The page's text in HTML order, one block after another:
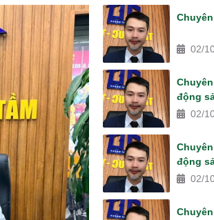
02/
động
02/
động
02/